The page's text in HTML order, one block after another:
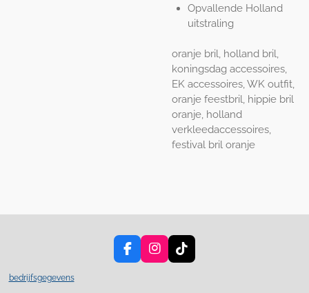
Opvallende Holland
uitstraling
oranje bril, holland bril,
koningsdag accessoires,
EK accessoires, WK outfit,
oranje feestbril, hippie bril
oranje, holland
verkleedaccessoires,
festival bril oranje
F
a
I
n
T
i
bedrijfsgegevens